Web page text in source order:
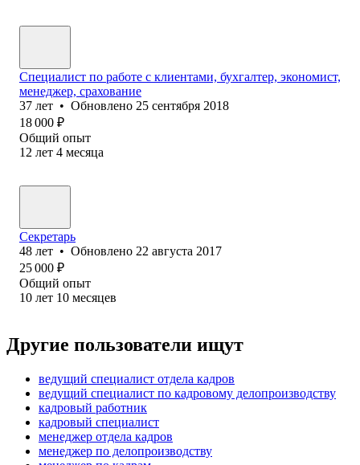
Специалист по работе с клиентами, бухгалтер, экономист,
менеджер, срахование
37 лет • Обновлено 25 сентября 2018
18 000 ₽
Общий опыт
12 лет 4 месяца
Секретарь
48 лет • Обновлено 22 августа 2017
25 000 ₽
Общий опыт
10 лет 10 месяцев
Другие пользователи ищут
ведущий специалист отдела кадров
ведущий специалист по кадровому делопроизводству
кадровый работник
кадровый специалист
менеджер отдела кадров
менеджер по делопроизводству